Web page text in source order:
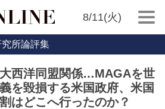
8/11(火)
所論評集
西洋同盟関係…MAGAを世
を毀損する米国政府、米国
はどこへ行ったのか？